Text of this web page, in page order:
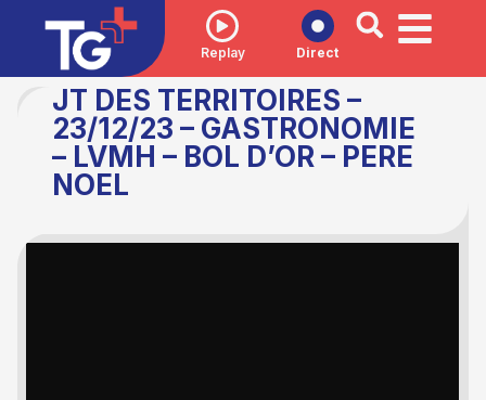
Replay Direct
JT DES TERRITOIRES –
23/12/23 – GASTRONOMIE
– LVMH – BOL D’OR – PERE
NOEL